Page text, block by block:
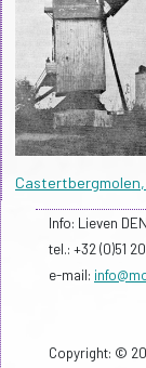
Castertbergmolen,
Info: Lieven
tel.: +32 (0)51
e-mail:
Copyright: ©